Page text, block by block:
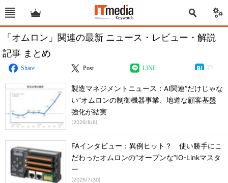
「オムロン」関連の最新 ニュース・レビュー・解説
記事 まとめ
Share Post LINE
製造マネジメントニュース：AI関連“だけじゃな
い”オムロンの制御機器事業、地道な顧客基盤
強化が結実
(2026/8/6)
FAインタビュー：異例ヒット？ 使い勝手にこ
だわったオムロンの“オープンな”IO-Linkマスタ
ー
(2026/7/30)